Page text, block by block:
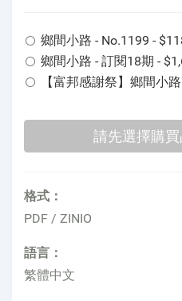
鄉間小路 - No.1199 -
鄉間小路 - 訂閱18期 -
【富邦感謝祭】鄉間小
格式：
PDF / ZINIO
語言：
繁體中文